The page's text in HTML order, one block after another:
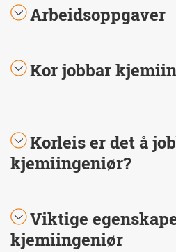
Arbeidsoppgaver
Kor jobbar
Korleis er det å
kjemiingeniør?
Viktige
kjemiingeniør